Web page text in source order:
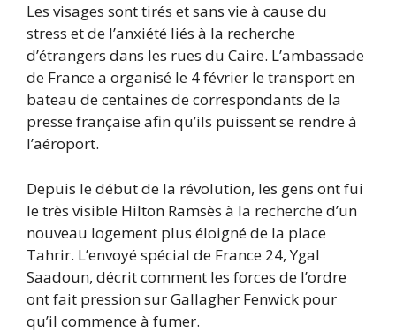
Les visages sont tirés et sans vie à cause du
stress et de l’anxiété liés à la recherche
d’étrangers dans les rues du Caire. L’ambassade
de France a organisé le 4 février le transport en
bateau de centaines de correspondants de la
presse française afin qu’ils puissent se rendre à
l’aéroport.
Depuis le début de la révolution, les gens ont fui
le très visible Hilton Ramsès à la recherche d’un
nouveau logement plus éloigné de la place
Tahrir. L’envoyé spécial de France 24, Ygal
Saadoun, décrit comment les forces de l’ordre
ont fait pression sur Gallagher Fenwick pour
qu’il commence à fumer.